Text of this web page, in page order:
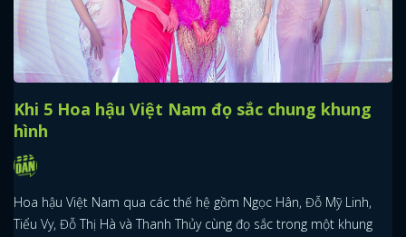
Khi 5 Hoa hậu Việt Nam đọ sắc chung khung
hình
Hoa hậu Việt Nam qua các thế hệ gồm Ngọc Hân, Đỗ Mỹ Linh,
Tiểu Vy, Đỗ Thị Hà và Thanh Thủy cùng đọ sắc trong một khung